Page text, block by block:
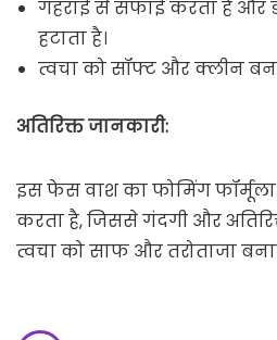
गहराई से सफाई करता है और
हटाता है।
त्वचा को सॉफ्ट और क्लीन
अतिरिक्त जानकारी:
इस फेस वाश का फोमिंग
करता है, जिससे गंदगी और
त्वचा को साफ और तरोताजा